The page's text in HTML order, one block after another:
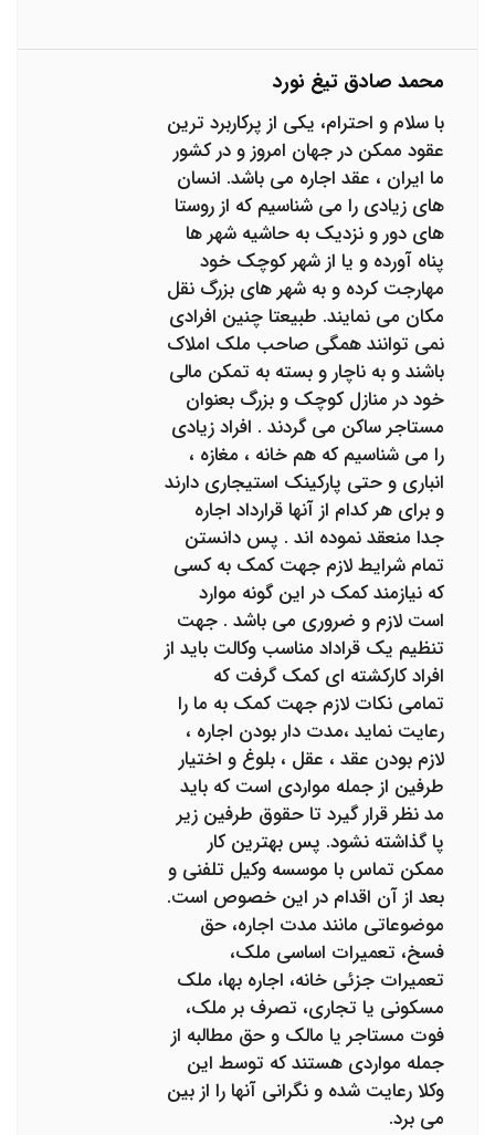
محمد صادق تیغ نورد
با سلام و احترام، یکی از پرکاربرد ترین
عقود ممکن در جهان امروز و در کشور
ما ایران ، عقد اجاره می باشد. انسان
های زیادی را می شناسیم که از روستا
های دور و نزدیک به حاشیه شهر ها
پناه آورده و یا از شهر کوچک خود
مهارجت کرده و به شهر های بزرگ نقل
مکان می نمایند. طبیعتا چنین افرادی
نمی توانند همگی صاحب ملک املاک
باشند و به ناچار و بسته به تمکن مالی
خود در منازل کوچک و بزرگ بعنوان
مستاجر ساکن می گردند . افراد زیادی
را می شناسیم که هم خانه ، مغازه ،
انباری و حتی پارکینک استیجاری دارند
و برای هر کدام از آنها قرارداد اجاره
جدا منعقد نموده اند . پس دانستن
تمام شرایط لازم جهت کمک به کسی
که نیازمند کمک در این گونه موارد
است لازم و ضروری می باشد . جهت
تنظیم یک قراداد مناسب وکالت باید از
افراد کارکشته ای کمک گرفت که
تمامی نکات لازم جهت کمک به ما را
رعایت نماید ،مدت دار بودن اجاره ،
لازم بودن عقد ، عقل ، بلوغ و اختیار
طرفین از جمله مواردی است که باید
مد نظر قرار گیرد تا حقوق طرفین زیر
پا گذاشته نشود. پس بهترین کار
ممکن تماس با موسسه وکیل تلفنی و
بعد از آن اقدام در این خصوص است.
موضوعاتی مانند مدت اجاره، حق
فسخ، تعمیرات اساسی ملک،
تعمیرات جزئی خانه، اجاره بها، ملک
مسکونی یا تجاری، تصرف بر ملک،
فوت مستاجر یا مالک و حق مطالبه از
جمله مواردی هستند که توسط این
وکلا رعایت شده و نگرانی آنها را از بین
می برد.